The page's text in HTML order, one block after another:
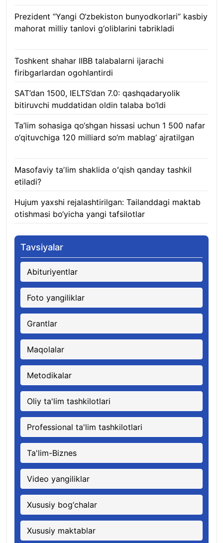
Prezident “Yangi O‘zbekiston bunyodkorlari” kasbiy
mahorat milliy tanlovi g‘oliblarini tabrikladi
Toshkent shahar IIBB talabalarni ijarachi
firibgarlardan ogohlantirdi
SAT’dan 1500, IELTS’dan 7.0: qashqadaryolik
bitiruvchi muddatidan oldin talaba bo‘ldi
Ta’lim sohasiga qo‘shgan hissasi uchun 1 500 nafar
o‘qituvchiga 120 milliard so‘m mablag‘ ajratilgan
Masofaviy taʼlim shaklida oʻqish qanday tashkil
etiladi?
Hujum yaxshi rejalashtirilgan: Tailanddagi maktab
otishmasi bo‘yicha yangi tafsilotlar
Tavsiyalar
Abituriyentlar
Foto yangiliklar
Grantlar
Maqolalar
Metodikalar
Oliy ta'lim tashkilotlari
Professional ta'lim tashkilotlari
Ta'lim-Biznes
Video yangiliklar
Xususiy bog‘chalar
Xususiy maktablar